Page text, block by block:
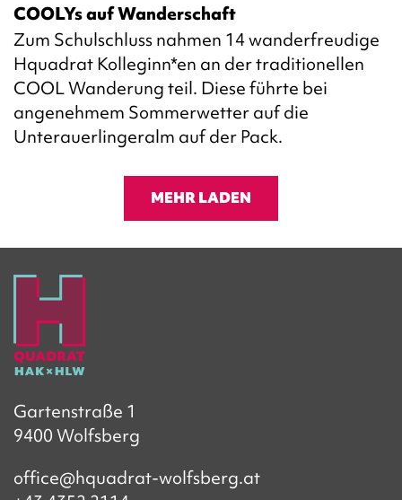
COOLYs auf Wanderschaft
Zum Schulschluss nahmen 14 wanderfreudige
Hquadrat Kolleginn*en an der traditionellen
COOL Wanderung teil. Diese führte bei
angenehmem Sommerwetter auf die
Unterauerlingeralm auf der Pack.
MEHR LADEN
Gartenstraße 1
9400 Wolfsberg
office@hquadrat-wolfsberg.at